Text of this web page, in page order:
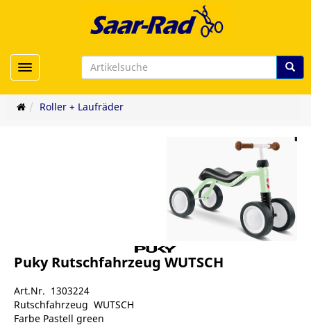
Toggle navigation
Roller + Laufräder
Puky Rutschfahrzeug WUTSCH
Art.Nr. 1303224
Rutschfahrzeug WUTSCH
Farbe Pastell green